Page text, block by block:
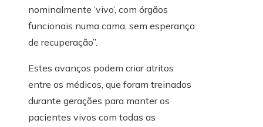
nominalmente ‘vivo’, com órgãos
funcionais numa cama, sem esperança
de recuperação”.
Estes avanços podem criar atritos
entre os médicos, que foram treinados
durante gerações para manter os
pacientes vivos com todas as